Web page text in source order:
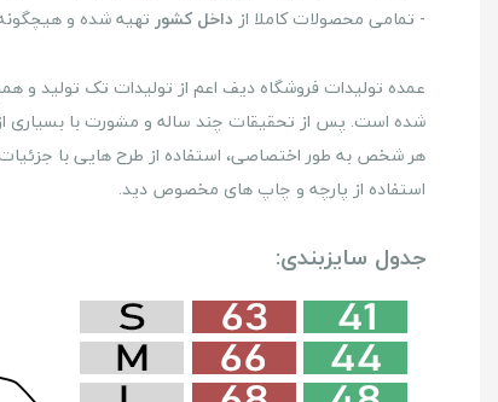
- تمامی محصولات کاملا از داخل کشور تهیه شده و هیچگونه
عمده تولیدات فروشگاه دیف اعم از تولیدات تک تولید و
شده است. پس از تحقیقات چند ساله و مشورت با بسیاری از
هر شخص به طور اختصاصی، استفاده از طرح هایی با جزئیات
استفاده از پارچه و چاپ های مخصوص دید.
جدول سایزبندی: